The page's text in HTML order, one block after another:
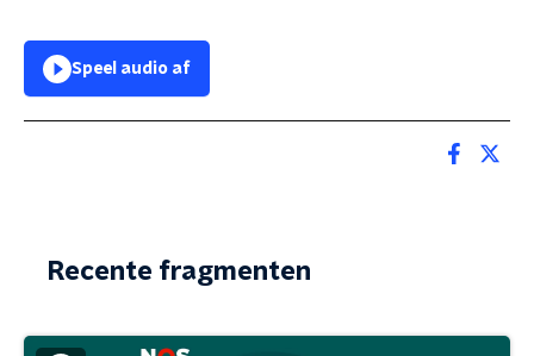
Speel audio af
Recente fragmenten